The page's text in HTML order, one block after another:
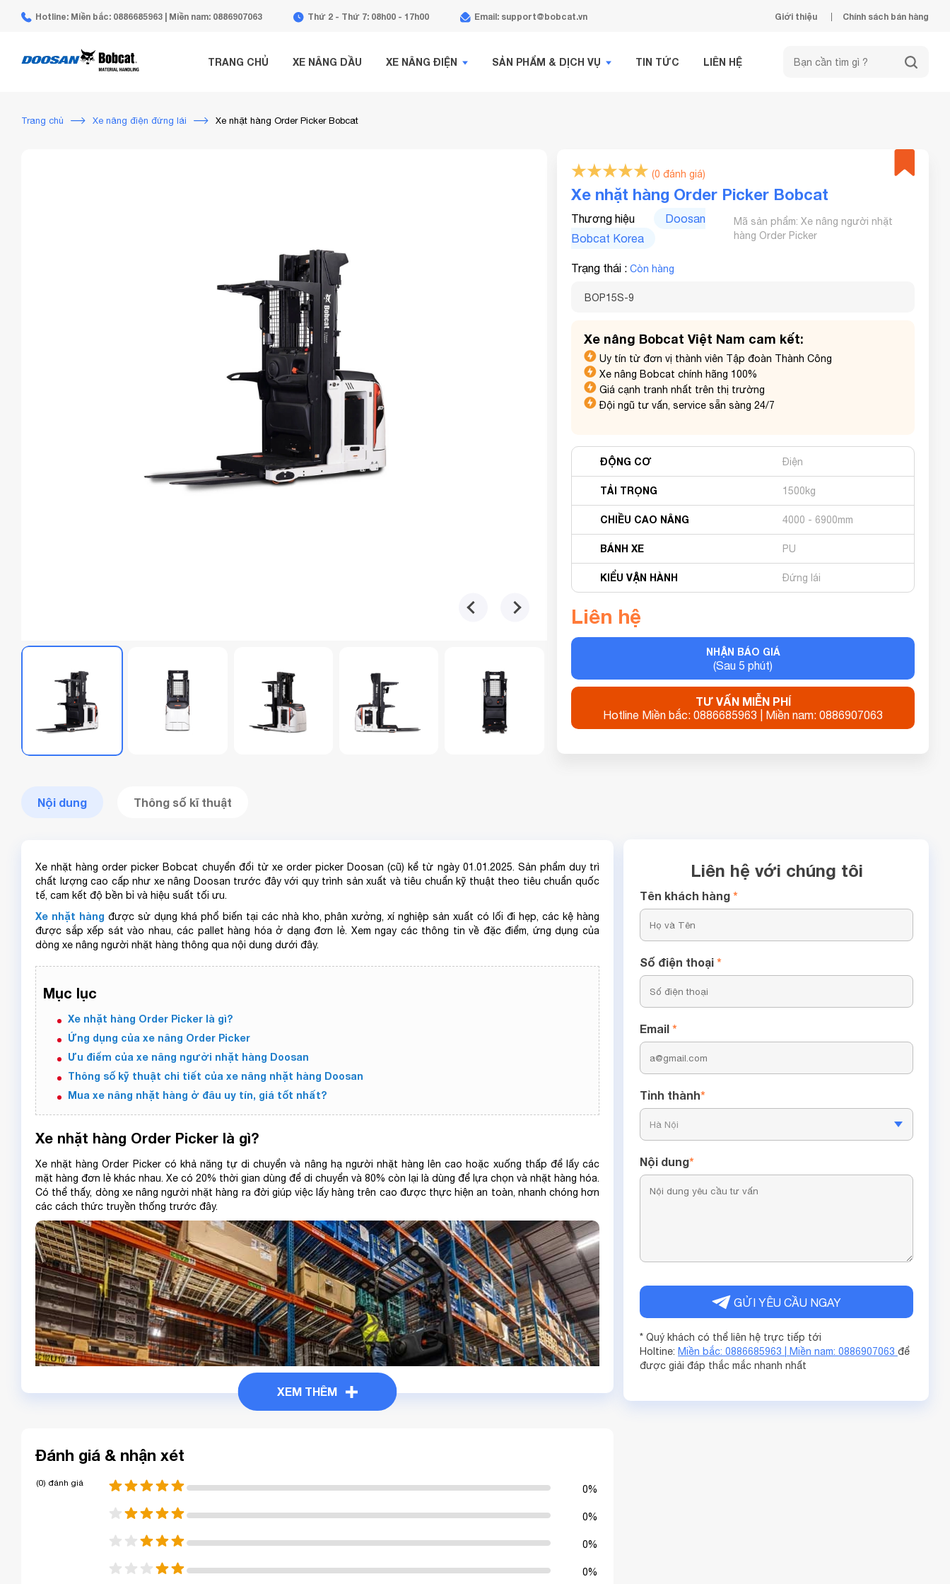
Hotline: Miền bắc: 0886685963 | Miền nam: 0886907063 Thứ 2 - Thứ 7: 08h00 - 17h00 Email: support@bobcat.vn Giới thiệu Chính sách bán hàng
TRANG CHỦ XE NÂNG DẦU XE NÂNG ĐIỆN SẢN PHẨM & DỊCH VỤ TIN TỨC LIÊN HỆ
Trang chủ Xe nâng điện đứng lái Xe nhặt hàng Order Picker Bobcat
(0 đánh giá)
Xe nhặt hàng Order Picker Bobcat
Thương hiệu
Doosan
Bobcat Korea
Mã sản phẩm: Xe nâng người nhặt
hàng Order Picker
Trạng thái : Còn hàng
BOP15S-9
Xe nâng Bobcat Việt Nam cam kết:
Uy tín từ đơn vị thành viên Tập đoàn Thành Công
Xe nâng Bobcat chính hãng 100%
Giá cạnh tranh nhất trên thị trường
Đội ngũ tư vấn, service sẵn sàng 24/7
ĐỘNG CƠ Điện
TẢI TRỌNG 1500kg
CHIỀU CAO NÂNG 4000 - 6900mm
BÁNH XE PU
KIỂU VẬN HÀNH Đứng lái
Liên hệ
NHẬN BÁO GIÁ
(Sau 5 phút)
TƯ VẤN MIỄN PHÍ
Hotline Miền bắc: 0886685963 | Miền nam: 0886907063
Nội dung Thông số kĩ thuật
Xe nhặt hàng order picker Bobcat chuyển đổi từ xe order picker Doosan (cũ) kể từ ngày 01.01.2025. Sản phẩm duy trì
chất lượng cao cấp như xe nâng Doosan trước đây với quy trình sản xuất và tiêu chuẩn kỹ thuật theo tiêu chuẩn quốc
tế, cam kết độ bền bỉ và hiệu suất tối ưu.
Xe nhặt hàng được sử dụng khá phổ biến tại các nhà kho, phân xưởng, xí nghiệp sản xuất có lối đi hẹp, các kệ hàng
được sắp xếp sát vào nhau, các pallet hàng hóa ở dạng đơn lẻ. Xem ngay các thông tin về đặc điểm, ứng dụng của
dòng xe nâng người nhặt hàng thông qua nội dung dưới đây.
Mục lục
Xe nhặt hàng Order Picker là gì?
Ứng dụng của xe nâng Order Picker
Ưu điểm của xe nâng người nhặt hàng Doosan
Thông số kỹ thuật chi tiết của xe nâng nhặt hàng Doosan
Mua xe nâng nhặt hàng ở đâu uy tín, giá tốt nhất?
Xe nhặt hàng Order Picker là gì?
Xe nhặt hàng Order Picker có khả năng tự di chuyển và nâng hạ người nhặt hàng lên cao hoặc xuống thấp để lấy các
mặt hàng đơn lẻ khác nhau. Xe có 20% thời gian dùng để di chuyển và 80% còn lại là dùng để lựa chọn và nhặt hàng hóa.
Có thể thấy, dòng xe nâng người nhặt hàng ra đời giúp việc lấy hàng trên cao được thực hiện an toàn, nhanh chóng hơn
các cách thức truyền thống trước đây.
XEM THÊM
Đánh giá & nhận xét
(0) đánh giá
0%
0%
0%
0%
Liên hệ với chúng tôi
Tên khách hàng *
Số điện thoại *
Email *
Tỉnh thành*
Nội dung*
GỬI YÊU CẦU NGAY
* Quý khách có thể liên hệ trực tiếp tới
Holtine: Miền bắc: 0886685963 | Miền nam: 0886907063 để
được giải đáp thắc mắc nhanh nhất